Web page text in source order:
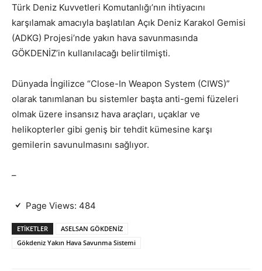
Türk Deniz Kuvvetleri Komutanlığı’nın ihtiyacını
karşılamak amacıyla başlatılan Açık Deniz Karakol Gemisi
(ADKG) Projesi’nde yakın hava savunmasında
GÖKDENİZ’in kullanılacağı belirtilmişti.
Dünyada İngilizce “Close-In Weapon System (CIWS)”
olarak tanımlanan bu sistemler başta anti-gemi füzeleri
olmak üzere insansız hava araçları, uçaklar ve
helikopterler gibi geniş bir tehdit kümesine karşı
gemilerin savunulmasını sağlıyor.
–
Page Views: 484
ETIKETLER
ASELSAN GÖKDENİZ
Gökdeniz Yakın Hava Savunma Sistemi